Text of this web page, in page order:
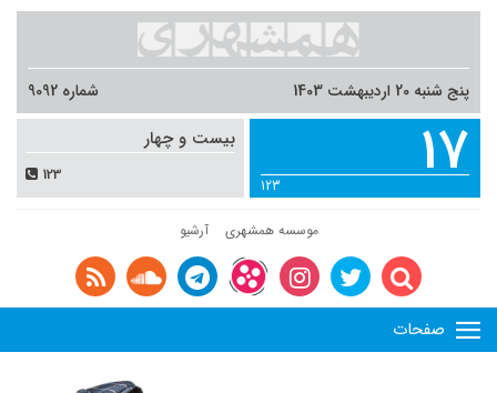
17
123
پنج شنبه 20 اردیبهشت 1403 شماره 9092
بیست و چهار
123
موسسه همشهری آرشیو
صفحات